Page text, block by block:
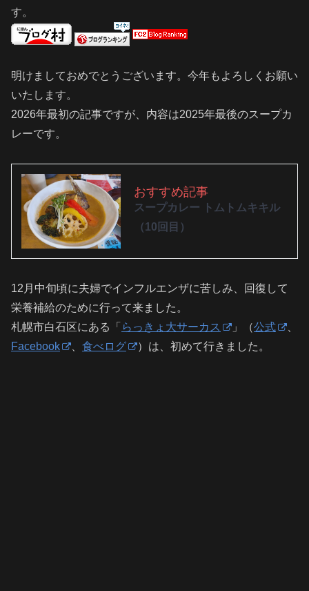
す。
明けましておめでとうございます。今年もよろしくお願い
いたします。
2026年最初の記事ですが、内容は2025年最後のスープカ
レーです。
おすすめ記事
スープカレー トムトムキキル
（10回目）
12月中旬頃に夫婦でインフルエンザに苦しみ、回復して
栄養補給のために行って来ました。
札幌市白石区にある「 らっきょ大サーカス 」（公式
Facebook
食べログ ）は、初めて行きました。